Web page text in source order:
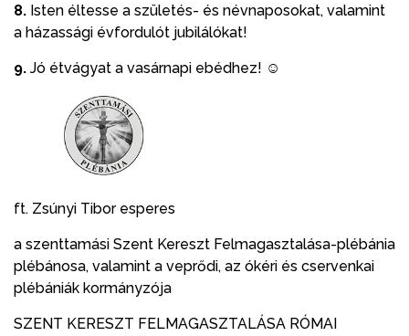
8. Isten éltesse a születés- és névnaposokat, valamint
a házassági évfordulót jubilálókat!
9. Jó étvágyat a vasárnapi ebédhez! ☺
ft. Zsúnyi Tibor esperes
a szenttamási Szent Kereszt Felmagasztalása-plébánia
plébánosa, valamint a veprődi, az ókéri és cservenkai
plébániák kormányzója
SZENT KERESZT FELMAGASZTALÁSA RÓMAI